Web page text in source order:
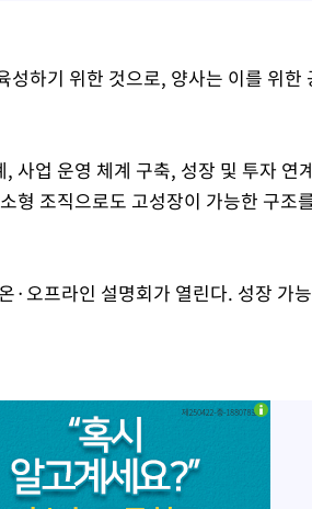
하기 위한 것으로, 양사는 이를 위한
사업 운영 체계 구축, 성장 및 투자 연
형 조직으로도 고성장이 가능한 구조
·오프라인 설명회가 열린다. 성장 가